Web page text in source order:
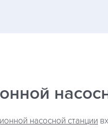
насосной станции